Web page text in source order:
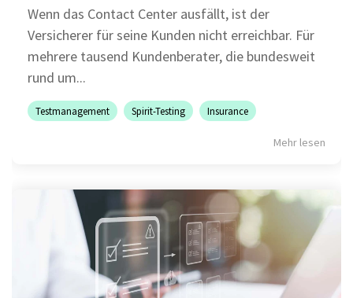
TestSolutions Originals
Grundlagen AI Testing
Testverfahren für den Softwaretest
Grundlagen IT-Sicherheitstests
Wenn das Contact Center ausfällt, ist der
Versicherer für seine Kunden nicht erreichbar. Für
mehrere tausend Kundenberater, die bundesweit
rund um...
Testmanagement Spirit-Testing Insurance
Mehr lesen